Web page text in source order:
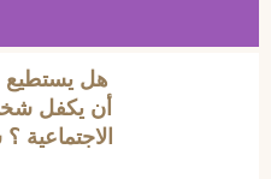
هل يستطيع
أن يكفل
الاجتماعية